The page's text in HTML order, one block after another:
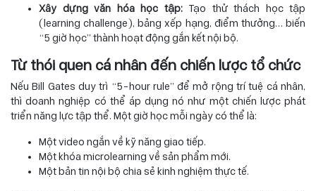
Xây dựng văn hóa học tập:Tạo thử thách học tập
(learning challenge), bảng xếp hạng, điểm thưởng… biến
“5 giờ học” thành hoạt động gắn kết nội bộ.
Từ thói quen cá nhân đến chiến lược tổ chức
Nếu Bill Gates duy trì “5-hour rule” để mở rộng trí tuệ cá nhân,
thì doanh nghiệp có thể áp dụng nó như một chiến lược phát
triển năng lực tập thể. Một giờ học mỗi ngày có thể là:
Một video ngắn về kỹ năng giao tiếp.
Một khóa microlearning về sản phẩm mới.
Một bản tin nội bộ chia sẻ kinh nghiệm thực tế.